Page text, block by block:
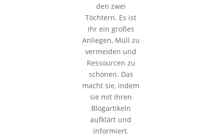
den zwei
Töchtern. Es ist
ihr ein großes
Anliegen, Müll zu
vermeiden und
Ressourcen zu
schonen. Das
macht sie, indem
sie mit ihren
Blogartikeln
aufklärt und
informiert.